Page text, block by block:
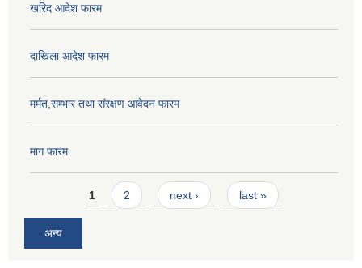
खरिद आदेश फारम
दाखिला आदेश फारम
मर्मत,सम्भार तथा संरक्षण आवेदन फारम
माग फारम
Pages1 2 next › last »
अन्य